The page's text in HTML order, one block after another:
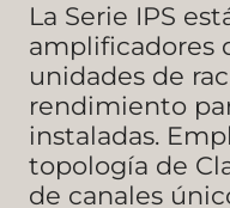
La Serie IPS
amplificadores
unidades de
rendimiento
instaladas.
topología de
de canales